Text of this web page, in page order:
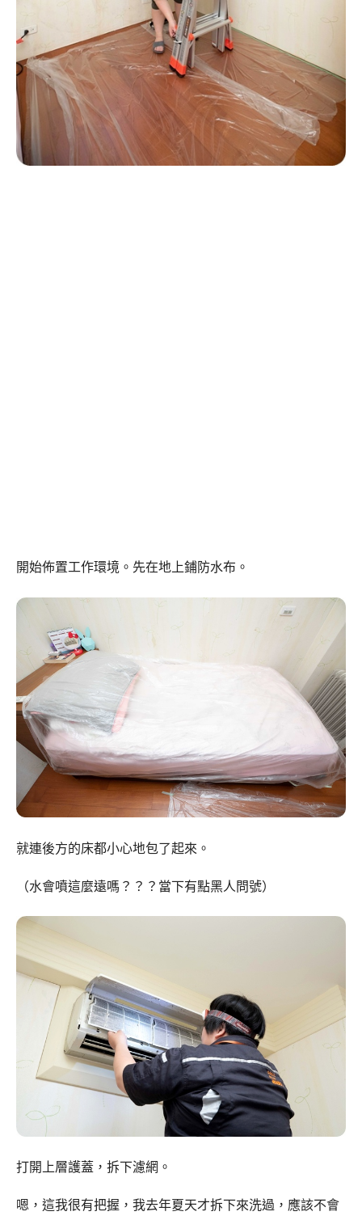
開始佈置工作環境。先在地上鋪防水布。
就連後方的床都小心地包了起來。
（水會噴這麼遠嗎？？？當下有點黑人問號）
打開上層護蓋，拆下濾網。
嗯，這我很有把握，我去年夏天才拆下來洗過，應該不會